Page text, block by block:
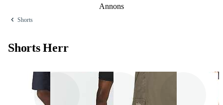
Annons
Shorts
Shorts Herr